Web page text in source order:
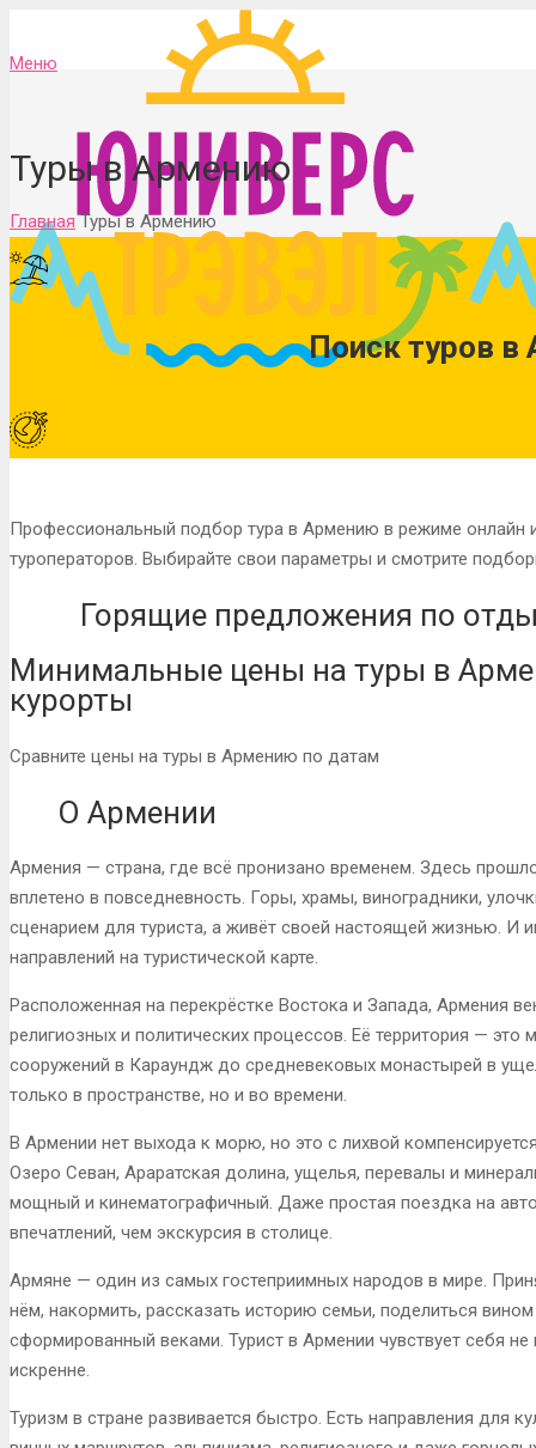
Меню
Туры в Армению
Главная Туры в Армению
Поиск туров
Профессиональный подбор тура в Армению в режиме
туроператоров. Выбирайте свои параметры и смотрите
Горящие предложения по
Минимальные цены на туры в
курорты
Сравните цены на туры в Армению по датам
О Армении
Армения — страна, где всё пронизано временем. Здесь
вплетено в повседневность. Горы, храмы, виноградники,
сценарием для туриста, а живёт своей настоящей жизнью. И
направлений на туристической карте.
Расположенная на перекрёстке Востока и Запада, Армения
религиозных и политических процессов. Её территория —
сооружений в Караундж до средневековых монастырей в
только в пространстве, но и во времени.
В Армении нет выхода к морю, но это с лихвой
Озеро Севан, Араратская долина, ущелья, перевалы и
мощный и кинематографичный. Даже простая поездка на
впечатлений, чем экскурсия в столице.
Армяне — один из самых гостеприимных народов в мире.
нём, накормить, рассказать историю семьи, поделиться
сформированный веками. Турист в Армении чувствует себя
искренне.
Туризм в стране развивается быстро. Есть направления для